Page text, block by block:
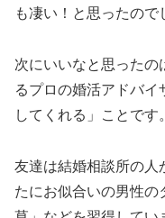
も凄い！と思ったので
次にいいなと思ったの
るプロの婚活アドバ
してくれる」ことです。
友達は結婚相談所の人
たにお似合いの男性